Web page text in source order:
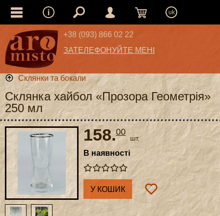
uk
+38 (093) 866 02 22
ЗАТЕЛЕФОНУЙТЕ МЕНІ
Склянки та бокали
Склянка хайбол «Прозора Геометрія»
250 мл
158.00
шт.
В наявності
У КОШИК